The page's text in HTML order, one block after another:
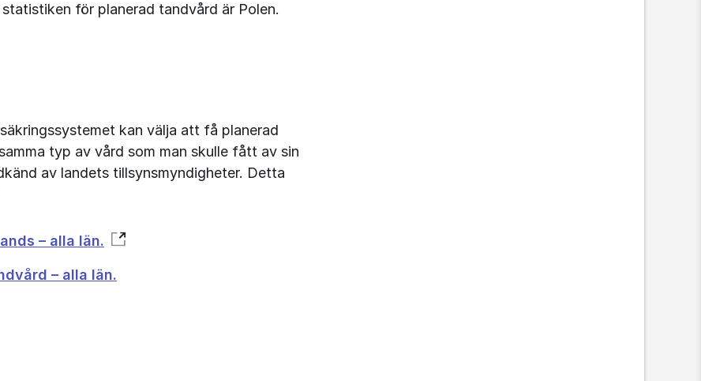
för planerad tandvård är Polen.
kan välja att få planerad
typ av vård som man skulle fått av sin
av landets tillsynsmyndigheter. Detta
– alla län.
– alla län.